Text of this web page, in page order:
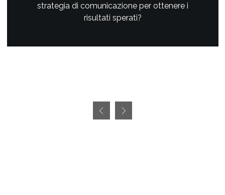
strategia di comunicazione per ottenere i
risultati sperati?